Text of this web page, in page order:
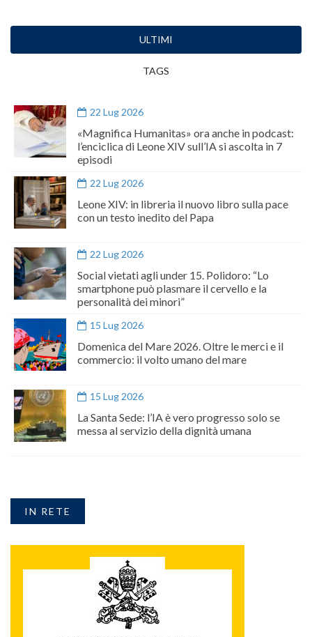
ULTIMI
TAGS
22 Lug 2026
«Magnifica Humanitas» ora anche in podcast:
l’enciclica di Leone XIV sull’IA si ascolta in 7
episodi
22 Lug 2026
Leone XIV: in libreria il nuovo libro sulla pace
con un testo inedito del Papa
22 Lug 2026
Social vietati agli under 15. Polidoro: “Lo
smartphone può plasmare il cervello e la
personalità dei minori”
15 Lug 2026
Domenica del Mare 2026. Oltre le merci e il
commercio: il volto umano del mare
15 Lug 2026
La Santa Sede: l’IA è vero progresso solo se
messa al servizio della dignità umana
IN RETE